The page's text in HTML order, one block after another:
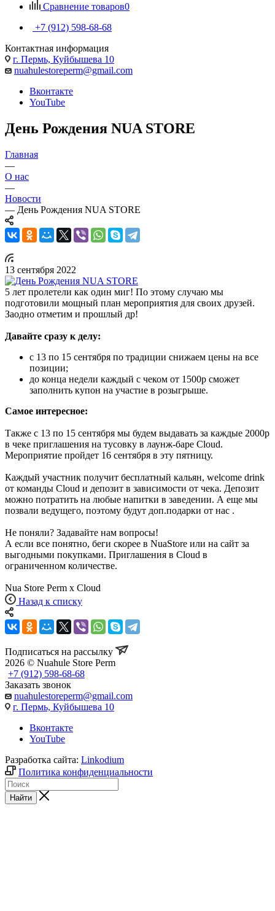
Сравнение товаров0
+7 (912) 598-68-68
Контактная информация
г. Пермь, Куйбышева 10
nuahulestoreperm@gmail.com
Вконтакте
YouTube
День Рождения NUA STORE
Главная
—
О нас
—
Новости
— День Рождения NUA STORE
13 сентября 2022
5 лет пролетели как один миг! По этому случаю мы
подготовили мощный план мероприятия для своих друзей.
Заодно отметим и прошлый др!
Давайте сразу к делу:
с 13 по 15 сентября по традиции снижаем цены на все
позиции;
до конца недели каждый с чеком от 1500р сможет
заполнить купон на участие в розыгрыше.
Самое интересное:
Также с 13 по 15 сентября мы будем выдавать за каждые 2000р
в чеке приглашения на тусовку в лаунж-баре Cloud.
Мероприятие пройдет 16 сентября в эту пятницу.
Каждый участник получит бесплатный кальян, welcome drink
от команды Cloud и депозит в зависимости от чека. Депозит
можно потратить на любые напитки в заведении. А еще мы
позвали ведущего, поэтому будут доп.подарки от нас .
Не поняли? Задавайте нам вопросы!
А если все понятно, беги скорее в NuaStore или на сайт за
выгодными покупками. Приглашения в Cloud в
ограниченном количестве.
Nua Store Perm x Cloud
Назад к списку
Подписаться на рассылку
2026 © Nuahule Store Perm
+7 (912) 598-68-68
Заказать звонок
nuahulestoreperm@gmail.com
г. Пермь, Куйбышева 10
Вконтакте
YouTube
Разработка сайта: Linkodium
Политика конфиденциальности
Найти